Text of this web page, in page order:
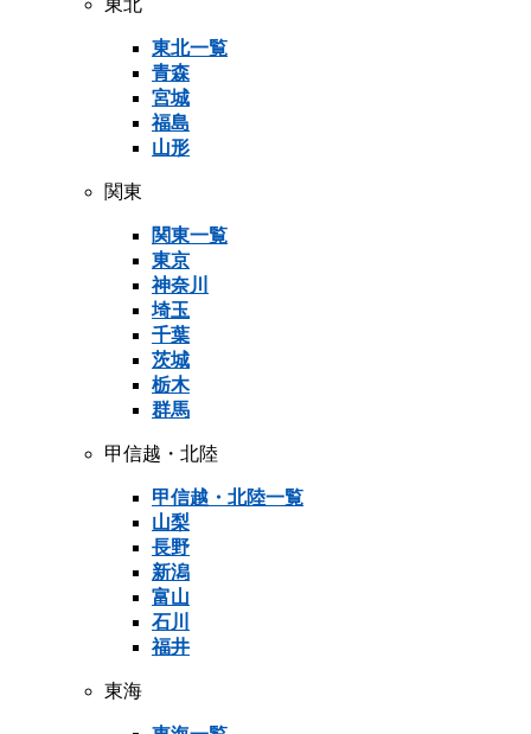
東北一覧
青森
宮城
福島
山形
関東
関東一覧
東京
神奈川
埼玉
千葉
茨城
栃木
群馬
甲信越・北陸
甲信越・北陸一覧
山梨
長野
新潟
富山
石川
福井
東海